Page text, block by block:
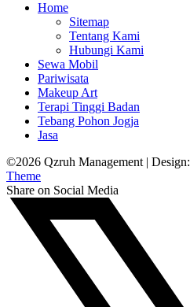
Home
Sitemap
Tentang Kami
Hubungi Kami
Sewa Mobil
Pariwisata
Makeup Art
Terapi Tinggi Badan
Tebang Pohon Jogja
Jasa
©2026 Qzruh Management | Design:
Theme
Share on Social Media